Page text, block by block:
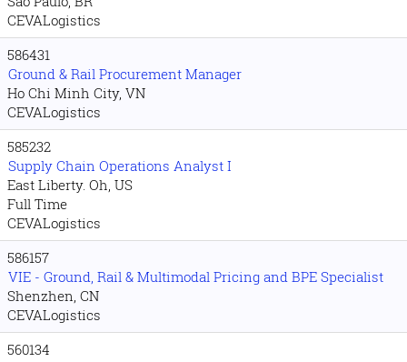
CEVALogistics
586431
Ground & Rail Procurement Manager
Ho Chi Minh City, VN
CEVALogistics
585232
Supply Chain Operations Analyst I
East Liberty. Oh, US
Full Time
CEVALogistics
586157
VIE - Ground, Rail & Multimodal Pricing and BPE Specialist
Shenzhen, CN
CEVALogistics
560134